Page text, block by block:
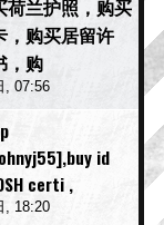
荷兰护照，购买
，购买居留许
，购
, 07:56
id
certi ,
, 18:20